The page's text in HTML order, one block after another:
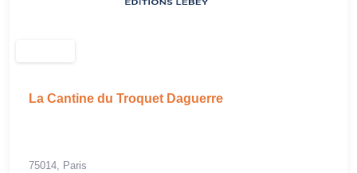
La Cantine du Troquet Daguerre
75014, Paris